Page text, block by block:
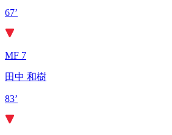
67’
MF 7
田中 和樹
83’